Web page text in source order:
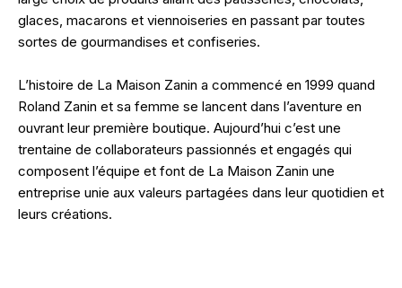
glaces, macarons et viennoiseries en passant par toutes
sortes de gourmandises et confiseries.
L’histoire de La Maison Zanin a commencé en 1999 quand
Roland Zanin et sa femme se lancent dans l’aventure en
ouvrant leur première boutique. Aujourd’hui c’est une
trentaine de collaborateurs passionnés et engagés qui
composent l’équipe et font de La Maison Zanin une
entreprise unie aux valeurs partagées dans leur quotidien et
leurs créations.